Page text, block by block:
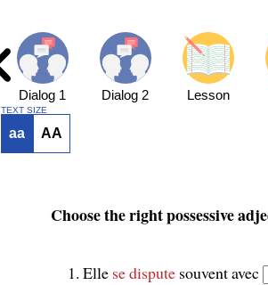
Dialog 1 Dialog 2 Lesson
TEXT SIZE
aa AA
Choose the right possessive
Elle se disputesouvent avec